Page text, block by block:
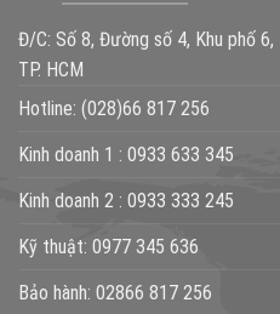
Đ/C: Số 8, Đường số 4, Khu phố
TP. HCM
Hotline: (028)66 817 256
Kinh doanh 1 : 0933 633 345
Kinh doanh 2 : 0933 333 245
Kỹ thuật: 0977 345 636
Bảo hành: 02866 817 256